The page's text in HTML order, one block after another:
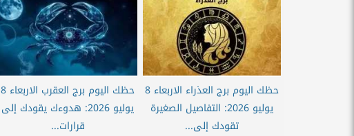
حظك اليوم برج العذراء الاربعاء 8
يوليو 2026: التفاصيل الصغيرة
تقودك إلى...
حظك اليوم برج العقرب الاربعاء 8
يوليو 2026: هدوءك يقودك إلى
قرارات...